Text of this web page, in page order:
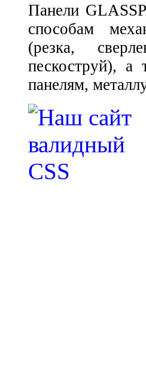
Панели
способам
(резка,
пескоструй), а
панелям,